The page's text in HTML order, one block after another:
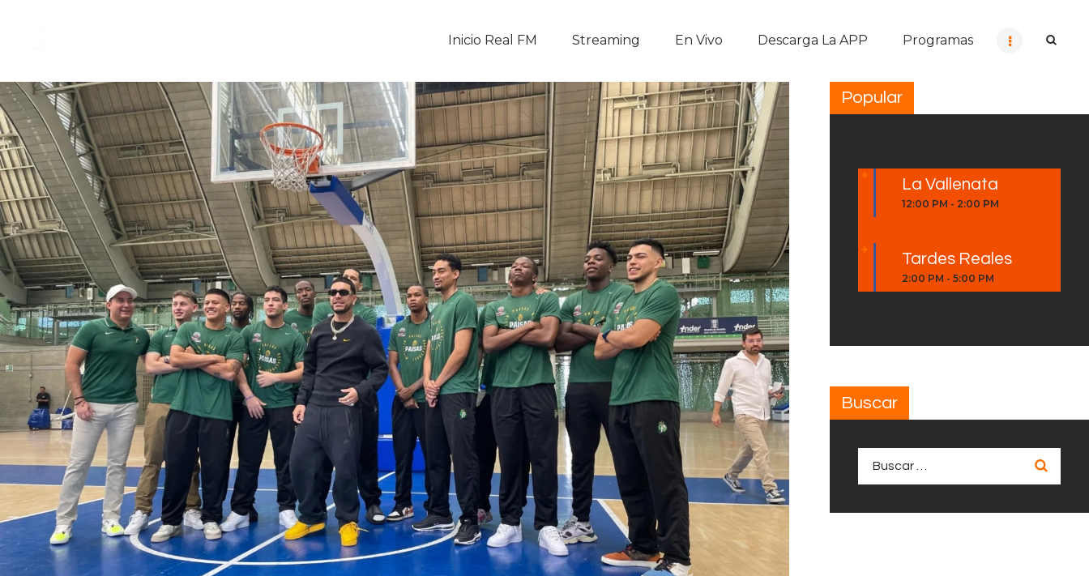
Inicio Real FM Streaming En Vivo Descarga La APP Programas
En Vivo
Descarga La APP
Programas
Noticias
Equipo
Sobre Nosotros
Contactos
Popular
La Vallenata
12:00 PM - 2:00 PM
Tardes Reales
2:00 PM -5:00 PM
Buscar